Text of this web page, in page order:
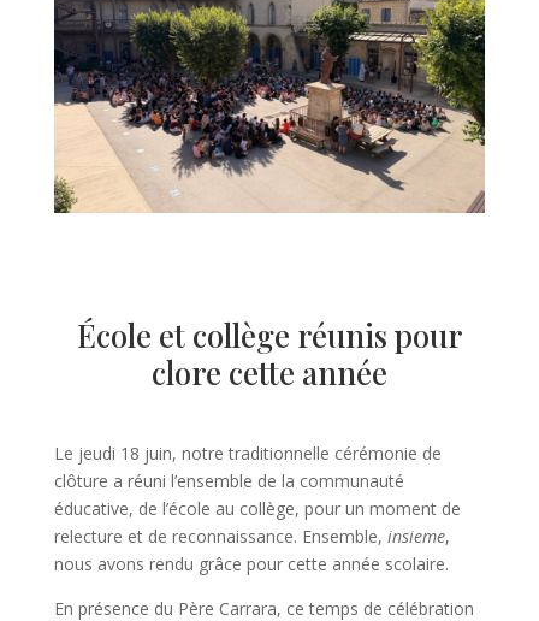
École et collège réunis pour
clore cette année
Le jeudi 18 juin, notre traditionnelle cérémonie de
clôture a réuni l’ensemble de la communauté
éducative, de l’école au collège, pour un moment de
relecture et de reconnaissance. Ensemble, insieme,
nous avons rendu grâce pour cette année scolaire.
En présence du Père Carrara, ce temps de célébration